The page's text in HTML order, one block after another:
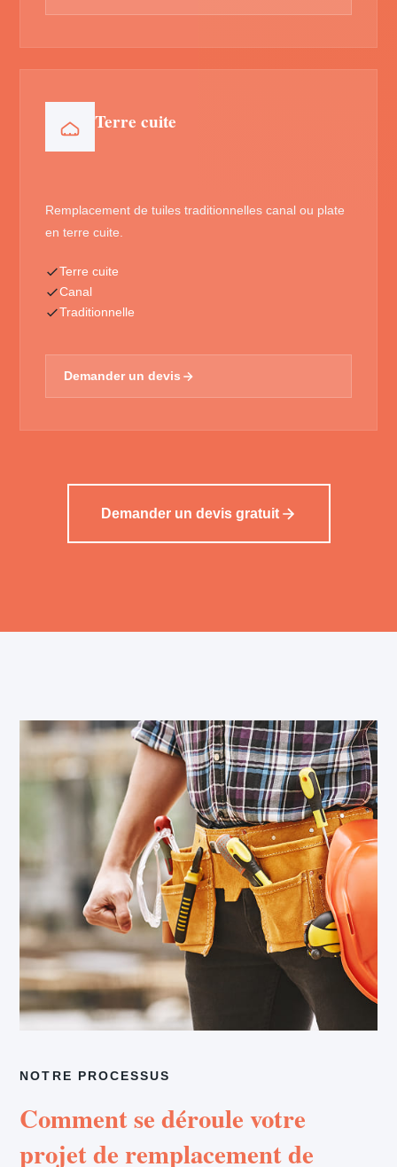
Terre cuite
Remplacement de tuiles traditionnelles canal ou plate
en terre cuite.
Terre cuite
Canal
Traditionnelle
Demander un devis
Demander un devis gratuit
NOTRE PROCESSUS
Comment se déroule votre
projet de remplacement de